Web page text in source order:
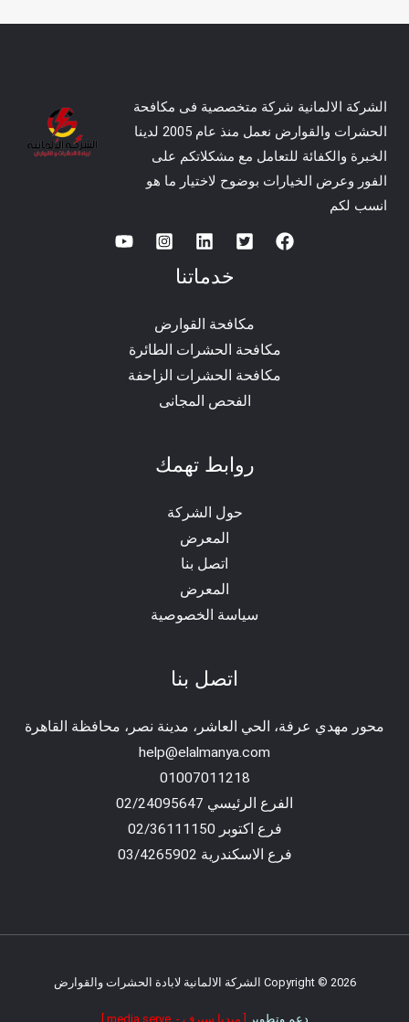
الشركة الالمانية شركة متخصصية فى مكافحة
الحشرات والقوارض نعمل منذ عام 2005 لدينا
الخبرة والكفائة للتعامل مع مشكلاتكم على
الفور وعرض الخيارات بوضوح لاختيار ما هو
انسب لكم
خدماتنا
مكافحة القوارض
مكافحة الحشرات الطائرة
مكافحة الحشرات الزاحفة
الفحص المجانى
روابط تهمك
حول الشركة
المعرض
اتصل بنا
المعرض
سياسة الخصوصية
اتصل بنا
محور مهدي عرفة، الحي العاشر، مدينة نصر، محافظة القاهرة‬
help@elalmanya.com
01007011218
الفرع الرئيسي 02/24095647
فرع اكتوبر 02/36111150
فرع الاسكندرية 03/4265902
Copyright © 2026 الشركة الالمانية لابادة الحشرات والقوارض
دعم وتطوير [ ميديا سيرف - media serve ]